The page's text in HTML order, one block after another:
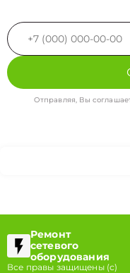
Отправляя, Вы
Ремонт
сетевого
оборудования
Все правы защищены (с)